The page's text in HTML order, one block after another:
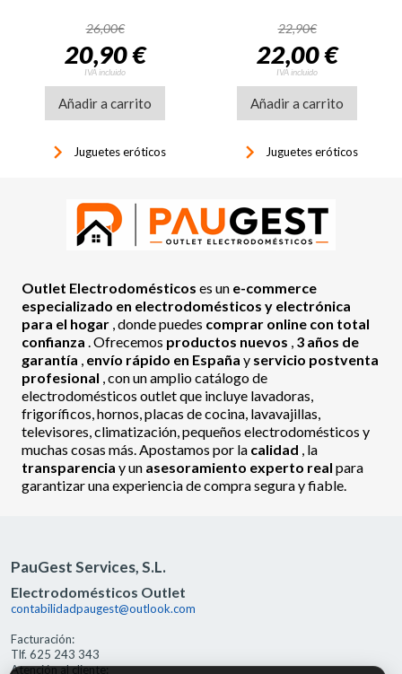
26,00€
20,90 €
IVA incluido
Añadir a carrito
keyboard_arrow_right Juguetes eróticos
22,90€
22,00 €
IVA incluido
Añadir a carrito
keyboard_arrow_right Juguetes eróticos
Outlet Electrodomésticos es un e-commerce
especializado en electrodomésticos y electrónica
para el hogar , donde puedes comprar online con total
confianza . Ofrecemos productos nuevos , 3 años de
garantía , envío rápido en España y servicio postventa
profesional , con un amplio catálogo de
electrodomésticos outlet que incluye lavadoras,
frigoríficos, hornos, placas de cocina, lavavajillas,
televisores, climatización, pequeños electrodomésticos y
muchas cosas más. Apostamos por la calidad , la
transparencia y un asesoramiento experto real para
garantizar una experiencia de compra segura y fiable.
PauGest Services, S.L.
Electrodomésticos Outlet
contabilidadpaugest@outlook.com
Facturación:
Tlf. 625 243 343
Atención al cliente: